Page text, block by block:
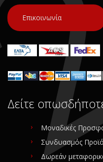
Επικοινωνία
Δείτε
Μοναδικές
Συνδυασμός
Δωρεάν